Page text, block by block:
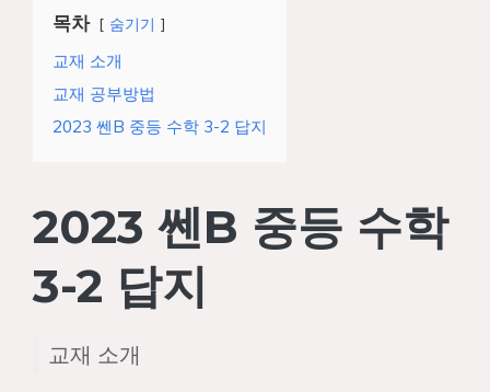
목차 숨기기
교재 소개
교재 공부방법
2023 쎈B 중등 수학 3-2 답지
2023 쎈B 중등 수학
3-2 답지
교재 소개